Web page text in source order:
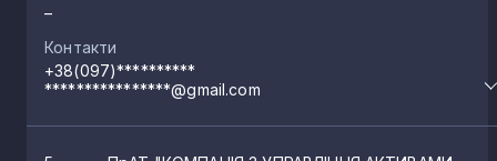
–
Контакти
+38(097)**********
****************@gmail.com